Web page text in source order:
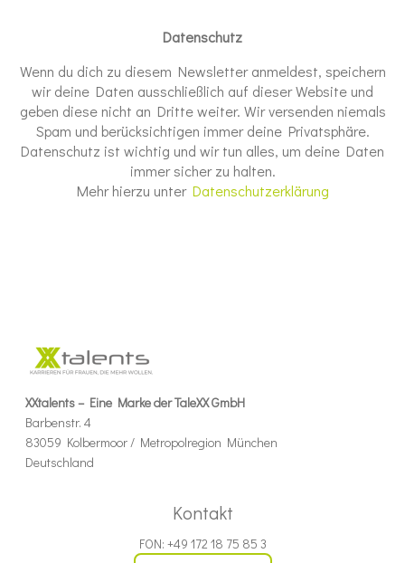
Datenschutz
Wenn du dich zu diesem Newsletter anmeldest, speichern
wir deine Daten ausschließlich auf dieser Website und
geben diese nicht an Dritte weiter. Wir versenden niemals
Spam und berücksichtigen immer deine Privatsphäre.
Datenschutz ist wichtig und wir tun alles, um deine Daten
immer sicher zu halten.
Mehr hierzu unter Datenschutzerklärung
XXtalents – Eine Marke der TaleXX GmbH
Barbenstr. 4
83059 Kolbermoor / Metropolregion München
Deutschland
Kontakt
FON: +49 172 18 75 85 3